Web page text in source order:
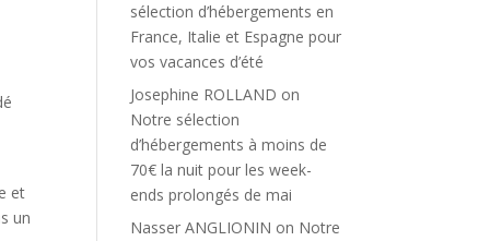
et
un
sélection d’hébergements en
France, Italie et Espagne pour
vos vacances d’été
Josephine ROLLAND on
Notre sélection
d’hébergements à moins de
70€ la nuit pour les week-
ends prolongés de mai
Nasser ANGLIONIN on Notre